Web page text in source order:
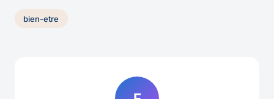
bien-etre